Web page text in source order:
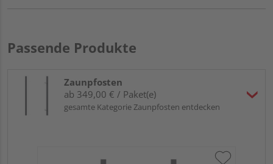
Passende Produkte
Zaunpfosten
ab 349,00 € / Paket(e)
gesamte Kategorie Zaunpfosten entdecken